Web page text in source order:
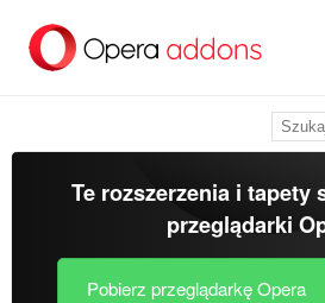
treści
Te rozszerzenia i tapety
przeglądarki
Pobierz przeglądarkę Opera